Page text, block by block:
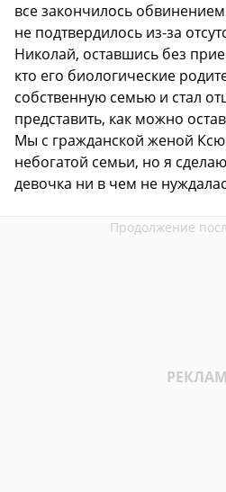
все закончилось
не подтвердилось из-за
Николай, оставшись без
кто его биологические
собственную семью и стал
представить, как можно
Мы с гражданской женой
небогатой семьи, но я
девочка ни в чем не